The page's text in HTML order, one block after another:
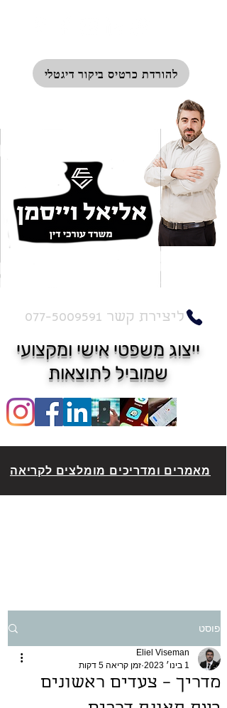
להורדת כרטיס ביקור דיגטלי
שד' ההסתדרות 88, חיפה
ליצירת קשר 077-5009591
מאמרים ומדריכים מומלצים לקריאה
ייצוג משפטי אישי ומקצועי
שמוביל לתוצאות
פוסט
מדריך – צעדים ראשונים
Eliel Viseman
1 בינו׳ 2023
זמן קריאה 5 דקות